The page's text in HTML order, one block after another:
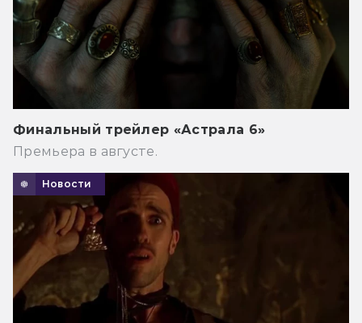
Финальный трейлер «Астрала 6»
Премьера в августе.
Новости